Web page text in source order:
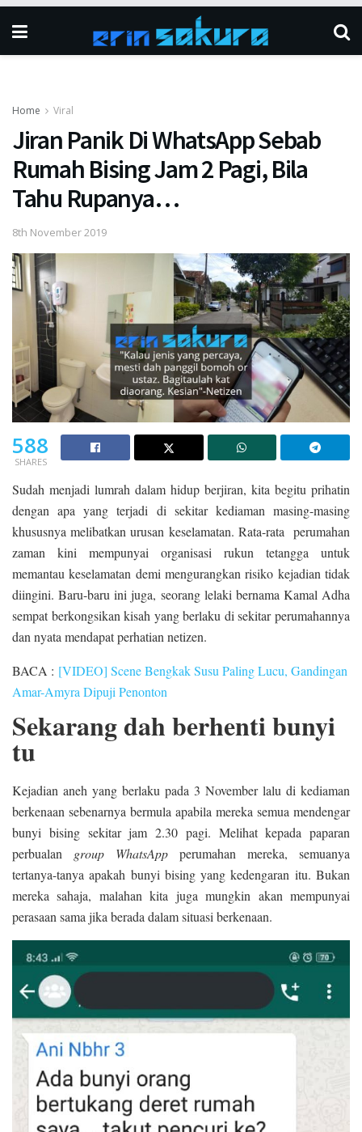
Home Viral
Jiran Panik Di WhatsApp Sebab
Rumah Bising Jam 2 Pagi, Bila
Tahu Rupanya…
8th November 2019
588
SHARES
Sudah menjadi lumrah dalam hidup berjiran, kita begitu prihatin
dengan apa yang terjadi di sekitar kediaman masing-masing
khususnya melibatkan urusan keselamatan. Rata-rata perumahan
zaman kini mempunyai organisasi rukun tetangga untuk
memantau keselamatan demi mengurangkan risiko kejadian tidak
diingini. Baru-baru ini juga, seorang lelaki bernama Kamal Adha
sempat berkongsikan kisah yang berlaku di sekitar perumahannya
dan nyata mendapat perhatian netizen.
BACA : [VIDEO] Scene Bengkak Susu Paling Lucu, Gandingan
Amar-Amyra Dipuji Penonton
Sekarang dah berhenti bunyi
tu
Kejadian aneh yang berlaku pada 3 November lalu di kediaman
berkenaan sebenarnya bermula apabila mereka semua mendengar
bunyi bising sekitar jam 2.30 pagi. Melihat kepada paparan
perbualan group WhatsApp perumahan mereka, semuanya
tertanya-tanya apakah bunyi bising yang kedengaran itu. Bukan
mereka sahaja, malahan kita juga mungkin akan mempunyai
perasaan sama jika berada dalam situasi berkenaan.